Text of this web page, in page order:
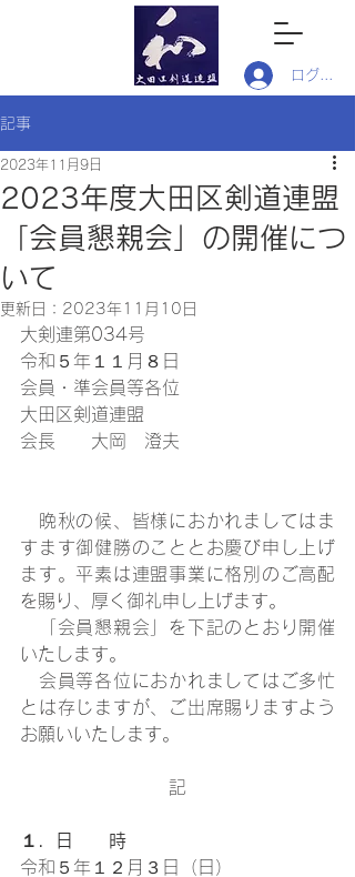
ログイン
記事
2023年度大田区剣道連盟
「会員懇親会」の開催につ
いて
2023年11月9日
更新日： 2023年11月10日
大剣連第034号
令和５年１１月８日
会員・準会員等各位
大田区剣道連盟
会長　　大岡　澄夫
晩秋の候、皆様におかれましてはま
すます御健勝のこととお慶び申し上げ
ます。平素は連盟事業に格別のご高配
を賜り、厚く御礼申し上げます。
「会員懇親会」を下記のとおり開催
いたします。
会員等各位におかれましてはご多忙
とは存じますが、ご出席賜りますよう
お願いいたします。
記
１．日　　時
令和５年１２月３日（日）